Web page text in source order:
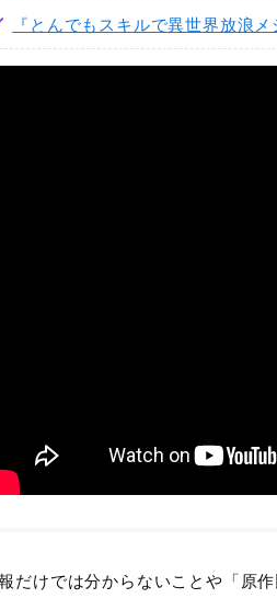
『とんでもスキルで異世界放浪
だけでは分からないことや「原